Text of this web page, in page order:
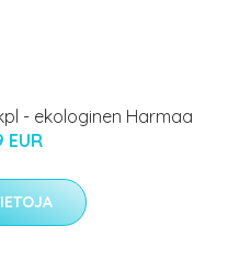
- ekologinen Harmaa
EUR